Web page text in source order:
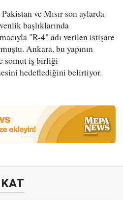
ve Mısır son aylarda
başlıklarında
"R-4" adı verilen istişare
Ankara, bu yapının
somut iş birliği
hedeflediğini belirtiyor.